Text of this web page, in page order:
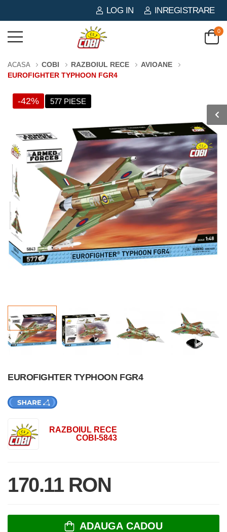
LOG IN INREGISTRARE
0
ACASA COBI RAZBOIUL RECE
AVIOANE
EUROFIGHTER TYPHOON FGR4
-42% 577 PIESE
EUROFIGHTER TYPHOON FGR4
RAZBOIUL RECE
COBI-5843
170.11 RON
ADAUGA CADOU